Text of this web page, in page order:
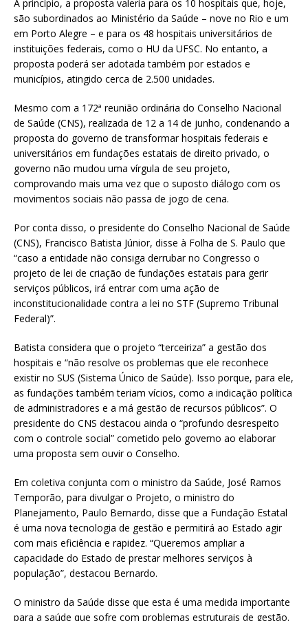
A princípio, a proposta valeria para os 10 hospitais que, hoje,
são subordinados ao Ministério da Saúde – nove no Rio e um
em Porto Alegre – e para os 48 hospitais universitários de
instituições federais, como o HU da UFSC. No entanto, a
proposta poderá ser adotada também por estados e
municípios, atingido cerca de 2.500 unidades.
Mesmo com a 172ª reunião ordinária do Conselho Nacional
de Saúde (CNS), realizada de 12 a 14 de junho, condenando a
proposta do governo de transformar hospitais federais e
universitários em fundações estatais de direito privado, o
governo não mudou uma vírgula de seu projeto,
comprovando mais uma vez que o suposto diálogo com os
movimentos sociais não passa de jogo de cena.
Por conta disso, o presidente do Conselho Nacional de Saúde
(CNS), Francisco Batista Júnior, disse à Folha de S. Paulo que
“caso a entidade não consiga derrubar no Congresso o
projeto de lei de criação de fundações estatais para gerir
serviços públicos, irá entrar com uma ação de
inconstitucionalidade contra a lei no STF (Supremo Tribunal
Federal)”.
Batista considera que o projeto “terceiriza” a gestão dos
hospitais e “não resolve os problemas que ele reconhece
existir no SUS (Sistema Único de Saúde). Isso porque, para ele,
as fundações também teriam vícios, como a indicação política
de administradores e a má gestão de recursos públicos”. O
presidente do CNS destacou ainda o “profundo desrespeito
com o controle social” cometido pelo governo ao elaborar
uma proposta sem ouvir o Conselho.
Em coletiva conjunta com o ministro da Saúde, José Ramos
Temporão, para divulgar o Projeto, o ministro do
Planejamento, Paulo Bernardo, disse que a Fundação Estatal
é uma nova tecnologia de gestão e permitirá ao Estado agir
com mais eficiência e rapidez. “Queremos ampliar a
capacidade do Estado de prestar melhores serviços à
população”, destacou Bernardo.
O ministro da Saúde disse que esta é uma medida importante
para a saúde que sofre com problemas estruturais de gestão.